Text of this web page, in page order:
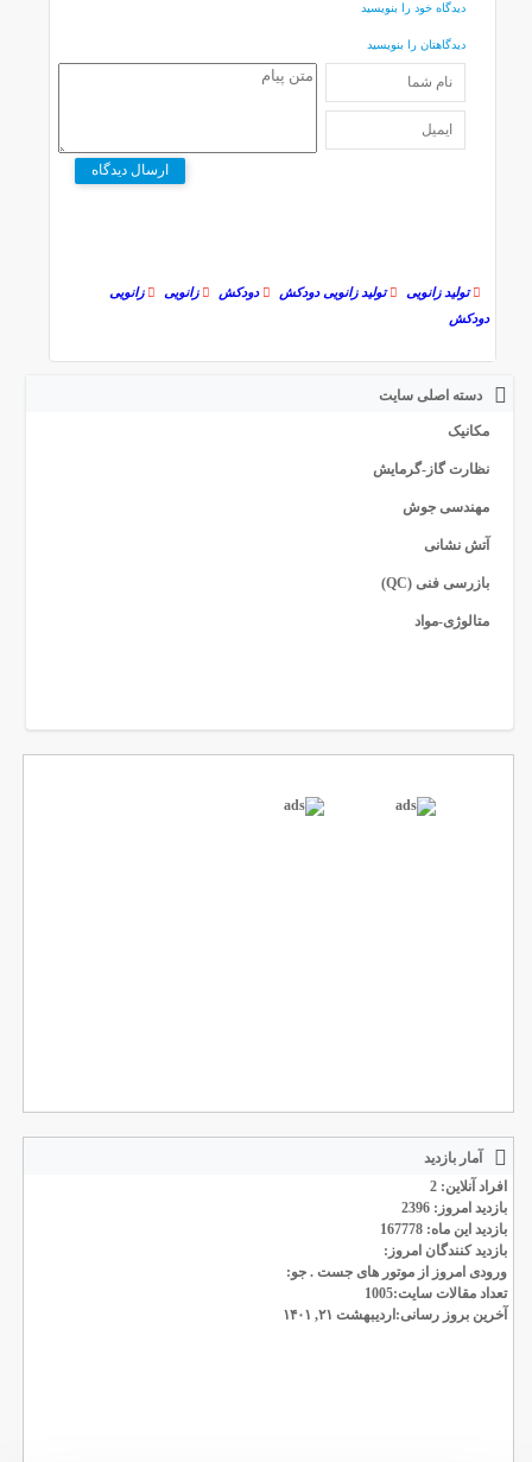
دیدگاه خود را بنویسید
دیدگاهتان را بنویسید
ارسال دیدگاه
تولید زانویی تولید زانویی دودکش دودکش زانویی
زانویی
دودکش
دسته اصلی سایت
مکانیک
نظارت گاز-گرمایش
مهندسی جوش
آتش نشانی
بازرسی فنی (QC)
متالوژی-مواد
آمار بازدید
افراد آنلاین: 2
بازدید امروز: 2396
بازدید این ماه: 167778
بازدید کنندگان امروز:
ورودی امروز از موتور های جست . جو:
تعداد مقالات سایت:1005
آخرین بروز رسانی:اردیبهشت ۲۱, ۱۴۰۱